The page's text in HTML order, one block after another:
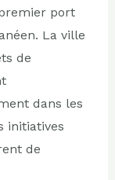
port
La ville
de
dans les
initiatives
de